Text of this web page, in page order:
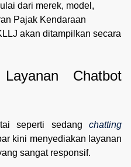
dari merek, model,
Pajak Kendaraan
akan ditampilkan secara
Chatbot
seperti sedang chatting
kini menyediakan layanan
sangat responsif.